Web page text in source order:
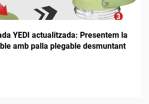
YEDI actualitzada: Presentem la
amb palla plegable desmuntant